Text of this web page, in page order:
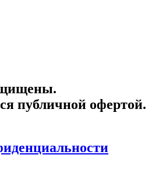
публичной офертой.